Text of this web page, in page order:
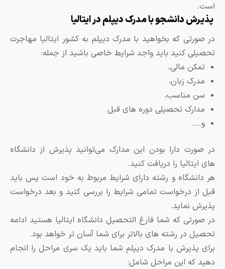
دانشجو با مدرک دیپلم در ایتالیا
صورتی که بخواهید با مدرک دیپلم به کشور ایتالیا مهاجرت
کنید باید واجد شرایط خاصی باشید از جمله:
تمکن مالی،
مدرک زبان،
سن مناسب،
مدارک تحصیلی دوره های قبل
و….
صورت دارا بودن این مدارک می‌توانید پذیرش از دانشگاه
ایتالیا را دریافت کنید.
دانشگاه و رشته دارای شرایط مربوط به خود است پس باید
از درخواست تمامی شرایط را بررسی کنید و بعد درخواست
نماید.
صورتی که شما فارغ التحصیل دانشگاه ایتالیا هستید ادامه
در رشته های بالاتر برای شما آسان تر خواهد بود.
پذیرش با مدرک دیپلم شما باید یک سری مراحل را انجام
که این مراحل شامل: